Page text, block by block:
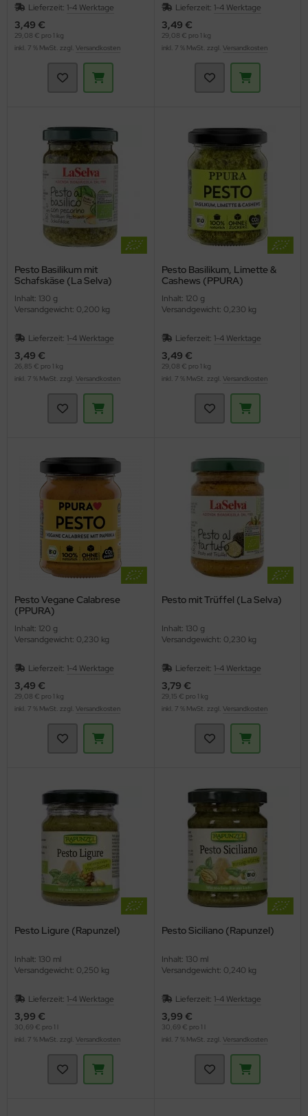
Lieferzeit: 1-4 Werktage
3,49 €
29,08 € pro 1 kg
inkl. 7 % MwSt. zzgl. Versandkosten
Lieferzeit: 1-4 Werktage
3,49 €
29,08 € pro 1 kg
inkl. 7 % MwSt. zzgl. Versandkosten
Pesto Basilikum mit
Schafskäse (La Selva)
Inhalt: 130 g
Versandgewicht: 0,200 kg
Lieferzeit: 1-4 Werktage
3,49 €
26,85 € pro 1 kg
inkl. 7 % MwSt. zzgl. Versandkosten
Pesto Basilikum, Limette &
Cashews (PPURA)
Inhalt: 120 g
Versandgewicht: 0,230 kg
Lieferzeit: 1-4 Werktage
3,49 €
29,08 € pro 1 kg
inkl. 7 % MwSt. zzgl. Versandkosten
Pesto Vegane Calabrese
(PPURA)
Inhalt: 120 g
Versandgewicht: 0,230 kg
Lieferzeit: 1-4 Werktage
3,49 €
29,08 € pro 1 kg
inkl. 7 % MwSt. zzgl. Versandkosten
Pesto mit Trüffel (La Selva)
Inhalt: 130 g
Versandgewicht: 0,230 kg
Lieferzeit: 1-4 Werktage
3,79 €
29,15 € pro 1 kg
inkl. 7 % MwSt. zzgl. Versandkosten
Pesto Ligure (Rapunzel)
Inhalt: 130 ml
Versandgewicht: 0,250 kg
Lieferzeit: 1-4 Werktage
3,99 €
30,69 € pro 1 l
inkl. 7 % MwSt. zzgl. Versandkosten
Pesto Siciliano (Rapunzel)
Inhalt: 130 ml
Versandgewicht: 0,240 kg
Lieferzeit: 1-4 Werktage
3,99 €
30,69 € pro 1 l
inkl. 7 % MwSt. zzgl. Versandkosten